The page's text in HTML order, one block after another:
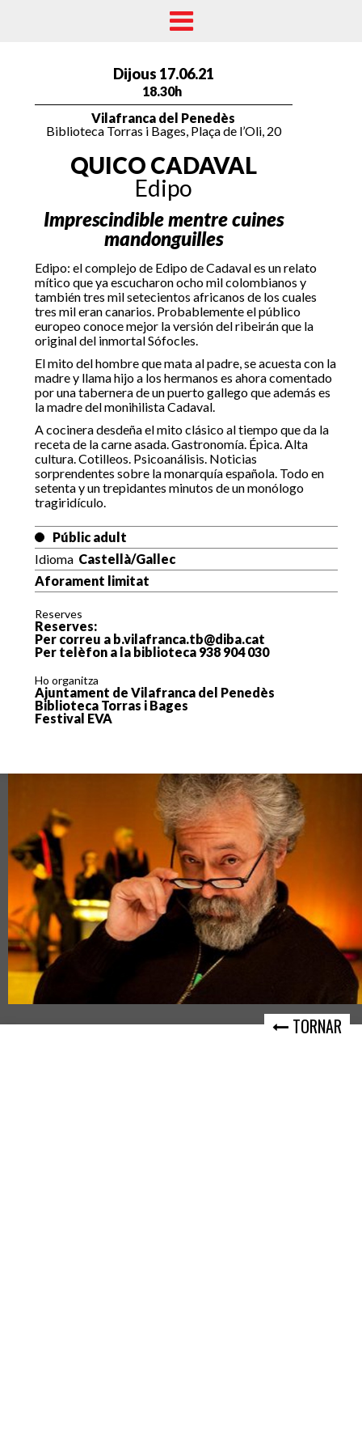
Dijous 17.06.21
18.30h
Vilafranca del Penedès
Biblioteca Torras i Bages, Plaça de l’Oli, 20
QUICO CADAVAL
Edipo
Imprescindible mentre cuines
mandonguilles
Edipo: el complejo de Edipo de Cadaval es un relato
mítico que ya escucharon ocho mil colombianos y
también tres mil setecientos africanos de los cuales
tres mil eran canarios. Probablemente el público
europeo conoce mejor la versión del ribeirán que la
original del inmortal Sófocles.
El mito del hombre que mata al padre, se acuesta con la
madre y llama hijo a los hermanos es ahora comentado
por una tabernera de un puerto gallego que además es
la madre del monihilista Cadaval.
A cocinera desdeña el mito clásico al tiempo que da la
receta de la carne asada. Gastronomía. Épica. Alta
cultura. Cotilleos. Psicoanálisis. Noticias
sorprendentes sobre la monarquía española. Todo en
setenta y un trepidantes minutos de un monólogo
tragiridículo.
Públic adult
Idioma Castellà/Gallec
Aforament limitat
Reserves
Reserves:
Per correu a b.vilafranca.tb@diba.cat
Per telèfon a la biblioteca 938 904 030
Ho organitza
Ajuntament de Vilafranca del Penedès
Biblioteca Torras i Bages
Festival EVA
TORNAR